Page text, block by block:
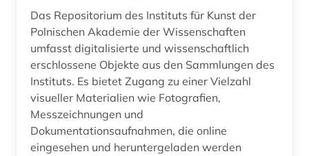
Das Repositorium des Instituts für Kunst der
Polnischen Akademie der Wissenschaften
umfasst digitalisierte und wissenschaftlich
erschlossene Objekte aus den Sammlungen des
Instituts. Es bietet Zugang zu einer Vielzahl
visueller Materialien wie Fotografien,
Messzeichnungen und
Dokumentationsaufnahmen, die online
eingesehen und heruntergeladen werden